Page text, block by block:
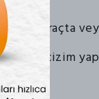
araçta
bile çizim